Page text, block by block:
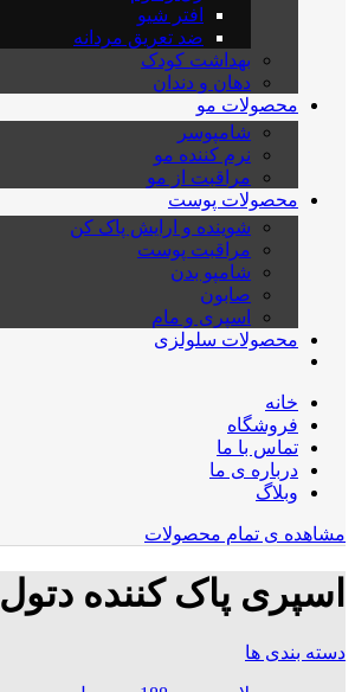
افتر شیو
ضد تعریق مردانه
بهداشت کودک
دهان و دندان
محصولات مو
شامپوسر
نرم کننده مو
مراقبت از مو
محصولات پوست
شوینده و ارایش پاک کن
مراقبت پوست
شامپو بدن
صابون
اسپری و مام
محصولات سلولزی
خانه
فروشگاه
تماس با ما
درباره ی ما
وبلاگ
مشاهده ی تمام محصولات
اسپری پاک کننده دتول
دسته بندی ها